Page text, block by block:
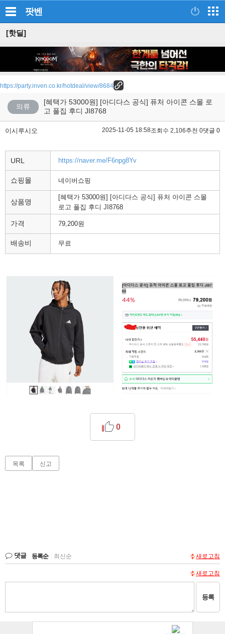
팟벤
[핫딜]
https://party.inven.co.kr/hotdeal/view/8684
의류
[혜택가 53000원] [아디다스 공식] 퓨처 아이콘 스몰 로
고 풀집 후디 JI8768
이시루시오 2025-11-05 18:58조회수 2,106추천 0댓글 0
URL https://naver.me/F6npg8Yv
쇼핑몰 네이버쇼핑
상품명
[혜택가 53000원] [아디다스 공식] 퓨처 아이콘 스몰
로고 풀집 후디 JI8768
가격 79,200원
배송비 무료
0
목록 신고
댓글 등록순 최신순 새로고침
새로고침
등록